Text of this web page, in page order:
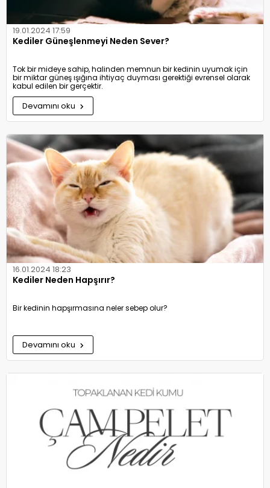
19.01.2024 17:59
Kediler Güneşlenmeyi Neden Sever?
Tok bir mideye sahip, halinden memnun bir kedinin uyumak için
bir miktar güneş ışığına ihtiyaç duyması gerektiği evrensel olarak
kabul edilen bir gerçektir.
Devamını oku
16.01.2024 18:23
Kediler Neden Hapşırır?
Bir kedinin hapşırmasına neler sebep olur?
Devamını oku